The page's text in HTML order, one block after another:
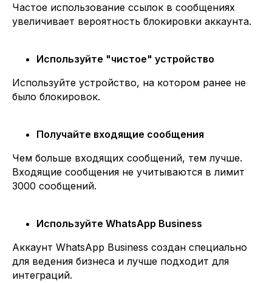
Частое использование ссылок в сообщениях
увеличивает вероятность блокировки аккаунта.
Используйте "чистое" устройство
Используйте устройство, на котором ранее не
было блокировок.
Получайте входящие сообщения
Чем больше входящих сообщений, тем лучше.
Входящие сообщения не учитываются в лимит
3000 сообщений.
Используйте WhatsApp Business
Аккаунт WhatsApp Business создан специально
для ведения бизнеса и лучше подходит для
интеграций.